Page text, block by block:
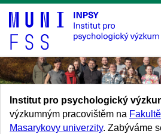
Institut pro psychologický
výzkumným pracovištěm na
Masarykovy univerzity. Zabýváme